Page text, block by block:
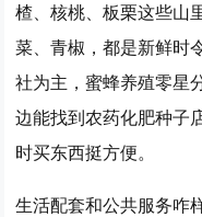
楂、核桃、板栗这些山
菜、青椒，都是新鲜时
社为主，蜜蜂养殖零星
边能找到农药化肥种子
时买东西挺方便。
生活配套和公共服务咋